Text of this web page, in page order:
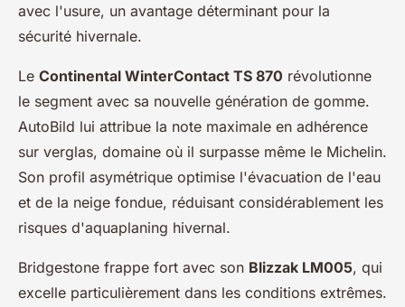
avec l'usure, un avantage déterminant pour la
sécurité hivernale.
Le Continental WinterContact TS 870 révolutionne
le segment avec sa nouvelle génération de gomme.
AutoBild lui attribue la note maximale en adhérence
sur verglas, domaine où il surpasse même le Michelin.
Son profil asymétrique optimise l'évacuation de l'eau
et de la neige fondue, réduisant considérablement les
risques d'aquaplaning hivernal.
Bridgestone frappe fort avec son Blizzak LM005, qui
excelle particulièrement dans les conditions extrêmes.